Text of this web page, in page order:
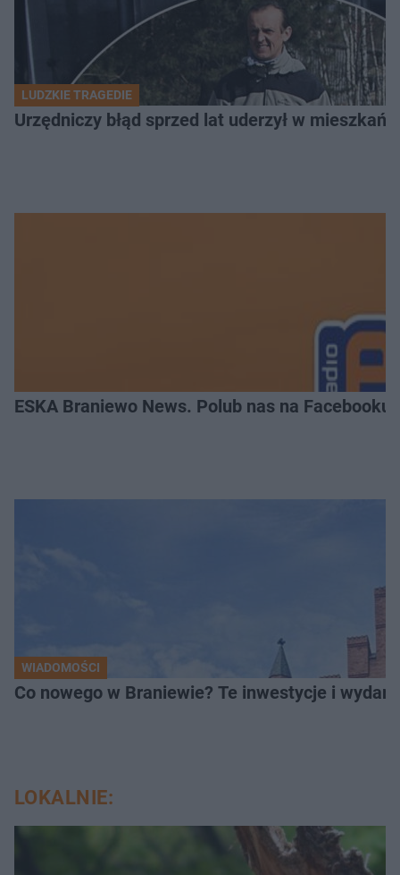
LUDZKIE TRAGEDIE
Urzędniczy błąd sprzed lat uderzył w
ESKA Braniewo News. Polub nas na Facebooku!
WIADOMOŚCI
Co nowego w Braniewie? Te inwestycje i
LOKALNIE: